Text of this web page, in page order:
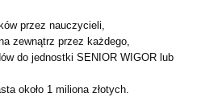
przez nauczycieli,
zewnątrz przez każdego,
do jednostki SENIOR WIGOR lub
około 1 miliona złotych.